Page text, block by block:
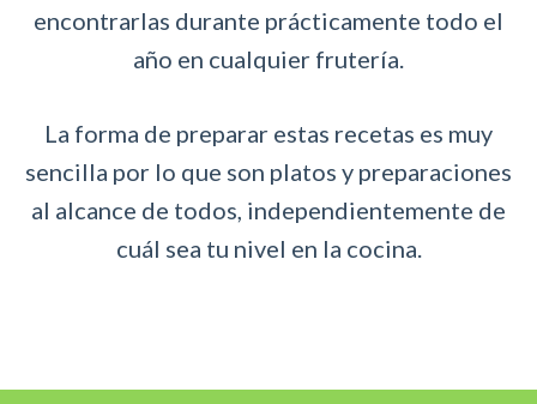
encontrarlas durante prácticamente todo el
año en cualquier frutería.
La forma de preparar estas recetas es muy
sencilla por lo que son platos y preparaciones
al alcance de todos, independientemente de
cuál sea tu nivel en la cocina.